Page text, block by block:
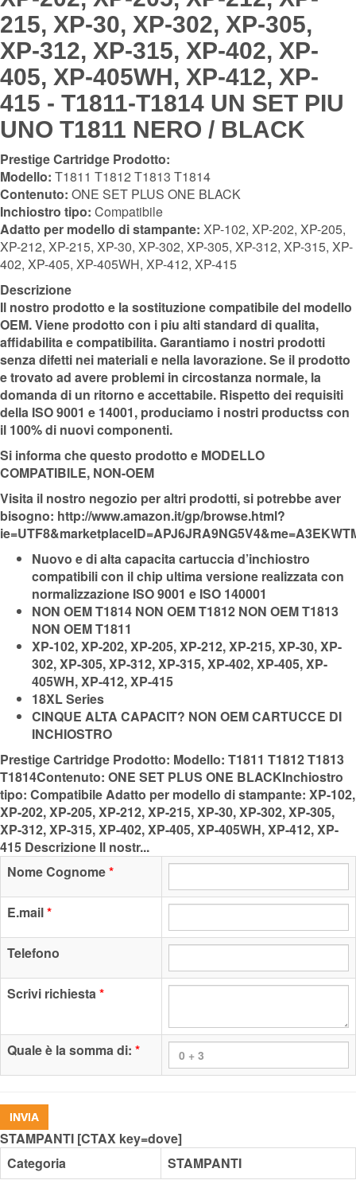
215, XP-30, XP-302, XP-305,
XP-312, XP-315, XP-402, XP-
405, XP-405WH, XP-412, XP-
415 - T1811-T1814 UN SET PIU
UNO T1811 NERO / BLACK
Prestige Cartridge Prodotto:
Modello: T1811 T1812 T1813 T1814
Contenuto: ONE SET PLUS ONE BLACK
Inchiostro tipo: Compatibile
Adatto per modello di stampante: XP-102, XP-202, XP-205,
XP-212, XP-215, XP-30, XP-302, XP-305, XP-312, XP-315, XP-
402, XP-405, XP-405WH, XP-412, XP-415
Descrizione
Il nostro prodotto e la sostituzione compatibile del modello
OEM. Viene prodotto con i piu alti standard di qualita,
affidabilita e compatibilita. Garantiamo i nostri prodotti
senza difetti nei materiali e nella lavorazione. Se il prodotto
e trovato ad avere problemi in circostanza normale, la
domanda di un ritorno e accettabile. Rispetto dei requisiti
della ISO 9001 e 14001, produciamo i nostri productss con
il 100% di nuovi componenti.
Si informa che questo prodotto e MODELLO
COMPATIBILE, NON-OEM
Visita il nostro negozio per altri prodotti, si potrebbe aver
bisogno: http://www.amazon.it/gp/browse.html?
Nuovo e di alta capacita cartuccia d’inchiostro
compatibili con il chip ultima versione realizzata con
normalizzazione ISO 9001 e ISO 140001
NON OEM T1814 NON OEM T1812 NON OEM T1813
NON OEM T1811
XP-102, XP-202, XP-205, XP-212, XP-215, XP-30, XP-
302, XP-305, XP-312, XP-315, XP-402, XP-405, XP-
405WH, XP-412, XP-415
18XL Series
CINQUE ALTA CAPACIT? NON OEM CARTUCCE DI
INCHIOSTRO
Prestige Cartridge Prodotto: Modello: T1811 T1812 T1813
T1814Contenuto: ONE SET PLUS ONE BLACKInchiostro
tipo: Compatibile Adatto per modello di stampante: XP-102,
XP-202, XP-205, XP-212, XP-215, XP-30, XP-302, XP-305,
XP-312, XP-315, XP-402, XP-405, XP-405WH, XP-412, XP-
415 Descrizione Il nostr...
Nome Cognome*
E.mail*
Telefono
Scrivi richiesta*
Quale è la somma di: *
INVIA
STAMPANTI [CTAX key=dove]
Categoria
STAMPANTI